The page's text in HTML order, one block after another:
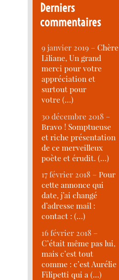
Derniers
commentaires
9 janvier 2019 –Chère
Liliane, Un grand
merci pour votre
appréciation et
surtout pour
votre (…)
30 décembre 2018 –
Bravo ! Somptueuse
et riche présentation
de ce merveilleux
poète et érudit. (…)
17 février 2018 –Pour
cette annonce qui
date, j’ai changé
d’adresse mail :
contact : (…)
16 février 2018 –
C’était même pas lui,
mais c’est tout
comme : c’est Aurélie
Filipetti qui a (…)